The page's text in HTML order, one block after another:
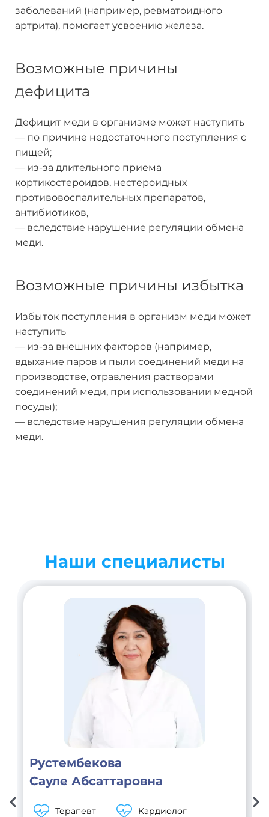
заболеваний (например, ревматоидного
артрита), помогает усвоению железа.
Возможные причины
дефицита
Дефицит меди в организме может наступить
— по причине недостаточного поступления с
пищей;
— из-за длительного приема
кортикостероидов, нестероидных
противовоспалительных препаратов,
антибиотиков,
— вследствие нарушение регуляции обмена
меди.
Возможные причины избытка
Избыток поступления в организм меди может
наступить
— из-за внешних факторов (например,
вдыхание паров и пыли соединений меди на
производстве, отравления растворами
соединений меди, при использовании медной
посуды);
— вследствие нарушения регуляции обмена
меди.
Наши специалисты
Рустембекова
Сауле Абсаттаровна
Терапевт Кардиолог